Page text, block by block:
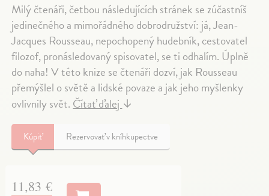
Milý čtenáři, četbou následujících stránek se zúčastníš
jedinečného a mimořádného dobrodružství: já, Jean-
Jacques Rousseau, nepochopený hudebník, cestovatel
filozof, pronásledovaný spisovatel, se ti odhalím. Úplně
do naha! V této knize se čtenáři dozví, jak Rousseau
přemýšlel o světě a lidské povaze a jak jeho myšlenky
ovlivnily svět.Čítať ďalej↓
Kúpiť Rezervovať v kníhkupectve
11,83 €